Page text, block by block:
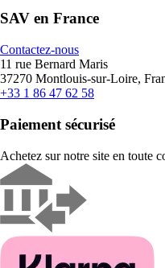
SAV en France
Contactez-nous
11 rue Bernard Maris
37270 Montlouis-sur-Loire,
+33 1 86 47 62 58
Paiement sécurisé
Achetez sur notre site en toute